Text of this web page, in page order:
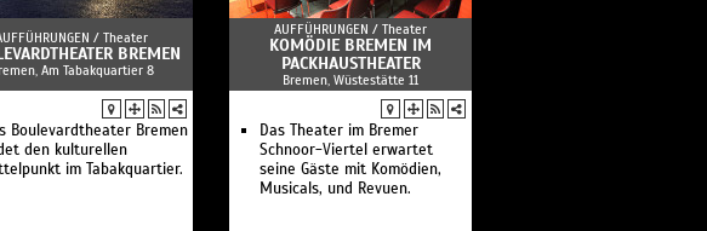
/ Theater
BREMEN
Am Tabakquartier 8
Boulevardtheater Bremen
den kulturellen
im Tabakquartier.
AUFFÜHRUNGEN / Theater
KOMÖDIE BREMEN IM
PACKHAUSTHEATER
Bremen, Wüstestätte 11
Das Theater im Bremer
Schnoor-Viertel erwartet
seine Gäste mit Komödien,
Musicals, und Revuen.